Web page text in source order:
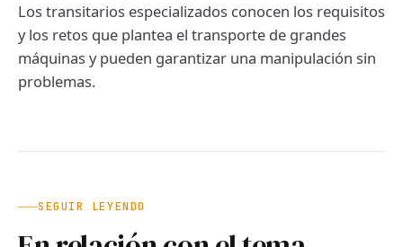
Los transitarios especializados conocen los requisitos
y los retos que plantea el transporte de grandes
máquinas y pueden garantizar una manipulación sin
problemas.
SEGUIR LEYENDO